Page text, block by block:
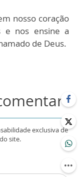
nosso coração
e nos ensine a
de Deus.
exclusiva de
site.